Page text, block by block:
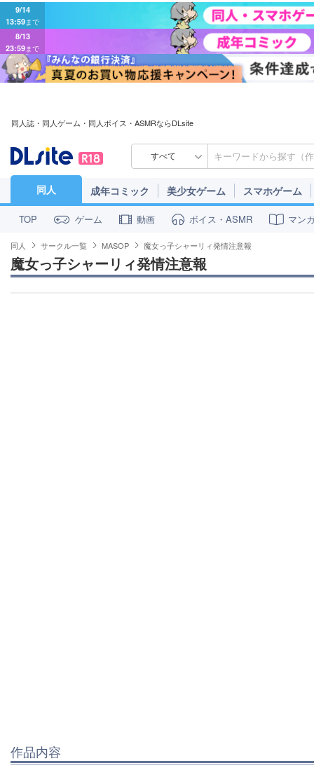
9/14
13:59まで
8/13
23:59まで
同人誌・同人ゲーム・同人ボイス・ASMRならDLsite
すべて
同人 成年コミック 美少女ゲーム スマホゲーム
TOP ゲーム 動画 ボイス・ASMR マン
同人 サークル一覧 MASOP 魔女っ子シャーリィ発情注意報
魔女っ子シャーリィ発情注意報
作品内容